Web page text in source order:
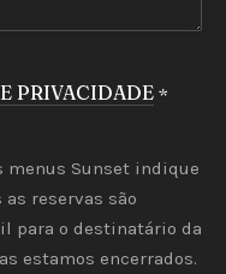
PRIVACIDADE *
menus Sunset indique
as reservas são
para o destinatário da
estamos encerrados.